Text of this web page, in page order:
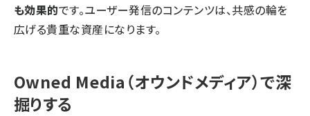
も効果的です。ユーザー発信のコンテンツは、共感の輪を
広げる貴重な資産になります。
Owned Media（オウンドメディア）で深
掘りする